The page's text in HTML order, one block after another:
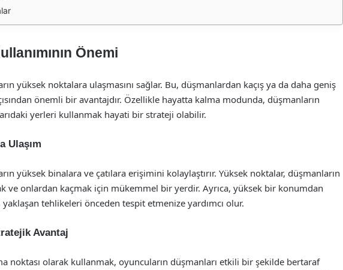
Önemi
yüksek noktalara ulaşmasını sağlar. Bu, düşmanlardan kaçış ya da daha geniş
önemli bir avantajdır. Özellikle hayatta kalma modunda, düşmanların
yerleri kullanmak hayati bir strateji olabilir.
Ulaşım
yüksek binalara ve çatılara erişimini kolaylaştırır. Yüksek noktalar, düşmanların
ve onlardan kaçmak için mükemmel bir yerdir. Ayrıca, yüksek bir konumdan
tehlikeleri önceden tespit etmenize yardımcı olur.
Avantaj
noktası olarak kullanmak, oyuncuların düşmanları etkili bir şekilde bertaraf